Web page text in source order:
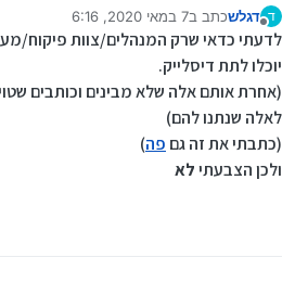
ד
מנותק
דגלשכתב ב7 במאי 2020, 6:16
נערך לאחרונה על ידי דגלש
לדעתי כדאי שרק המנהלים/צוות פיקוח/
יוכלו לתת דיסלייק.
(אחרת אותם אלה שלא מבינים וכותבים
לאלה שנתנו להם)
(כתבתי את זה גם פה)
ולכן הצבעתילא